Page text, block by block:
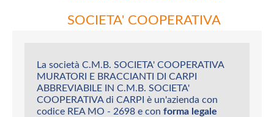
SOCIETA' COOPERATIVA
La società C.M.B. SOCIETA' COOPERATIVA
MURATORI E BRACCIANTI DI CARPI
ABBREVIABILE IN C.M.B. SOCIETA'
COOPERATIVA di CARPI è un'azienda con
codice REA MO - 2698 e con forma legale